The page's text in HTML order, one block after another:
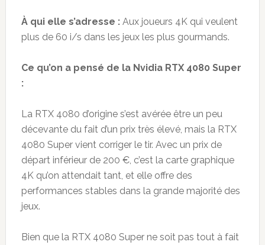
À qui elle s’adresse : Aux joueurs 4K qui veulent
plus de 60 i/s dans les jeux les plus gourmands.
Ce qu’on a pensé de la Nvidia RTX 4080 Super
:
La RTX 4080 d’origine s’est avérée être un peu
décevante du fait d’un prix très élevé, mais la RTX
4080 Super vient corriger le tir. Avec un prix de
départ inférieur de 200 €, c’est la carte graphique
4K qu’on attendait tant, et elle offre des
performances stables dans la grande majorité des
jeux.
Bien que la RTX 4080 Super ne soit pas tout à fait